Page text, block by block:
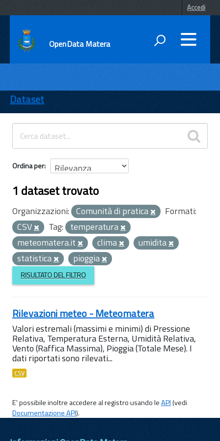
Accedi
OpenData Matera
ENTI
TEMI
INFORMAZIONI
Dataset
Ordina per
1 dataset trovato
Organizzazioni: Comunità di pratica
Formati:
CSV
Tag: temperatura
meteomatera.it
clima
umidita
statistica
pioggia
RISULTATO DEL FILTRO
Rilevazioni meteo - Meteomatera
Valori estremali (massimi e minimi) di Pressione
Relativa, Temperatura Esterna, Umidità Relativa,
Vento (Raffica Massima), Pioggia (Totale Mese). I
dati riportati sono rilevati...
CSV
E' possibile inoltre accedere al registro usando leAPI(vedi
Documentazione API).